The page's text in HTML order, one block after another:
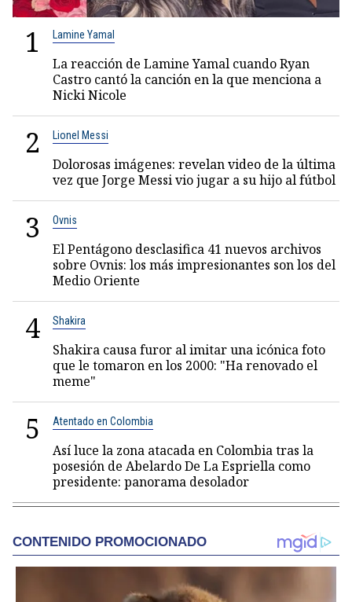
1 Lamine Yamal
La reacción de Lamine Yamal cuando Ryan
Castro cantó la canción en la que menciona a
Nicki Nicole
2 Lionel Messi
Dolorosas imágenes: revelan video de la última
vez que Jorge Messi vio jugar a su hijo al fútbol
3 Ovnis
El Pentágono desclasifica 41 nuevos archivos
sobre Ovnis: los más impresionantes son los del
Medio Oriente
4 Shakira
Shakira causa furor al imitar una icónica foto
que le tomaron en los 2000: "Ha renovado el
meme"
5 Atentado en Colombia
Así luce la zona atacada en Colombia tras la
posesión de Abelardo De La Espriella como
presidente: panorama desolador